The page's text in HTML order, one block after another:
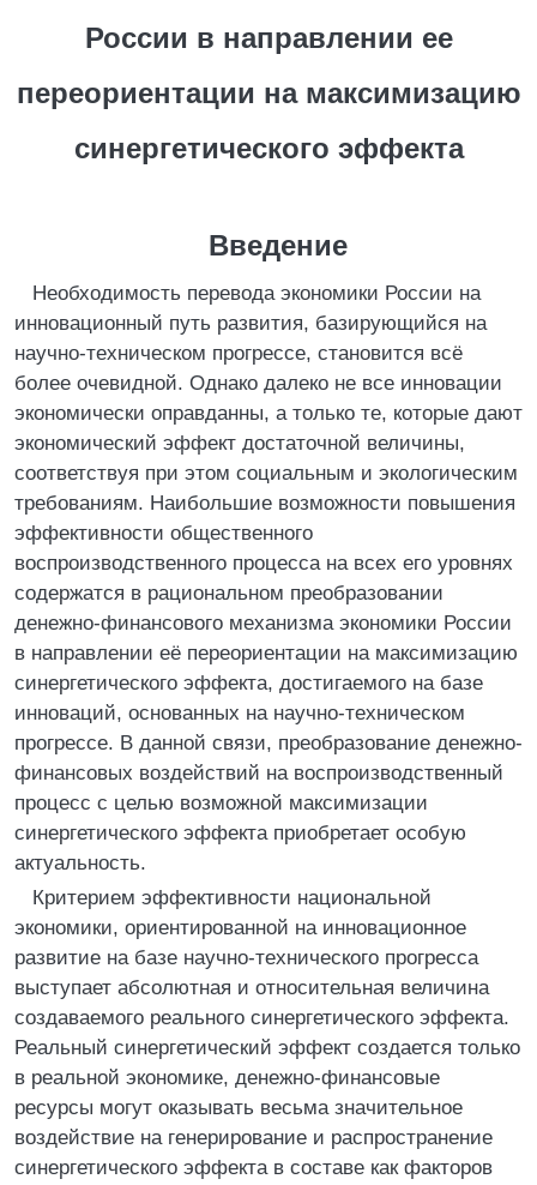
России в направлении ее
переориентации на максимизацию
синергетического эффекта
Введение
Необходимость перевода экономики России на
инновационный путь развития, базирующийся на
научно-техническом прогрессе, становится всё
более очевидной. Однако далеко не все инновации
экономически оправданны, а только те, которые дают
экономический эффект достаточной величины,
соответствуя при этом социальным и экологическим
требованиям. Наибольшие возможности повышения
эффективности общественного
воспроизводственного процесса на всех его уровнях
содержатся в рациональном преобразовании
денежно-финансового механизма экономики России
в направлении её переориентации на максимизацию
синергетического эффекта, достигаемого на базе
инноваций, основанных на научно-техническом
прогрессе. В данной связи, преобразование денежно-
финансовых воздействий на воспроизводственный
процесс с целью возможной максимизации
синергетического эффекта приобретает особую
актуальность.
Критерием эффективности национальной
экономики, ориентированной на инновационное
развитие на базе научно-технического прогресса
выступает абсолютная и относительная величина
создаваемого реального синергетического эффекта.
Реальный синергетический эффект создается только
в реальной экономике, денежно-финансовые
ресурсы могут оказывать весьма значительное
воздействие на генерирование и распространение
синергетического эффекта в составе как факторов